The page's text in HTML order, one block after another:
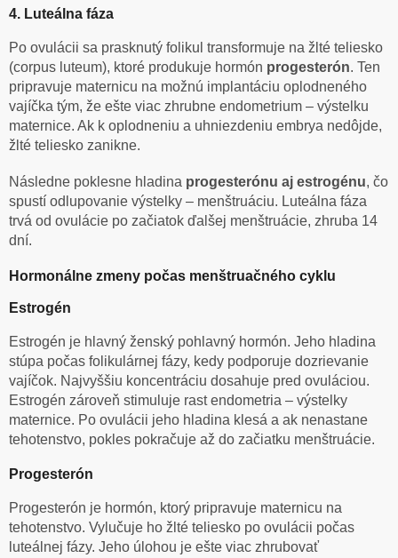
4. Luteálna fáza
Po ovulácii sa prasknutý folikul transformuje na žlté teliesko
(corpus luteum), ktoré produkuje hormón progesterón. Ten
pripravuje maternicu na možnú implantáciu oplodneného
vajíčka tým, že ešte viac zhrubne endometrium – výstelku
maternice. Ak k oplodneniu a uhniezdeniu embrya nedôjde,
žlté teliesko zanikne.
Následne poklesne hladina progesterónu aj estrogénu, čo
spustí odlupovanie výstelky – menštruáciu. Luteálna fáza
trvá od ovulácie po začiatok ďalšej menštruácie, zhruba 14
dní.
Hormonálne zmeny počas menštruačného cyklu
Estrogén
Estrogén je hlavný ženský pohlavný hormón. Jeho hladina
stúpa počas folikulárnej fázy, kedy podporuje dozrievanie
vajíčok. Najvyššiu koncentráciu dosahuje pred ovuláciou.
Estrogén zároveň stimuluje rast endometria – výstelky
maternice. Po ovulácii jeho hladina klesá a ak nenastane
tehotenstvo, pokles pokračuje až do začiatku menštruácie.
Progesterón
Progesterón je hormón, ktorý pripravuje maternicu na
tehotenstvo. Vylučuje ho žlté teliesko po ovulácii počas
luteálnej fázy. Jeho úlohou je ešte viac zhrubovať